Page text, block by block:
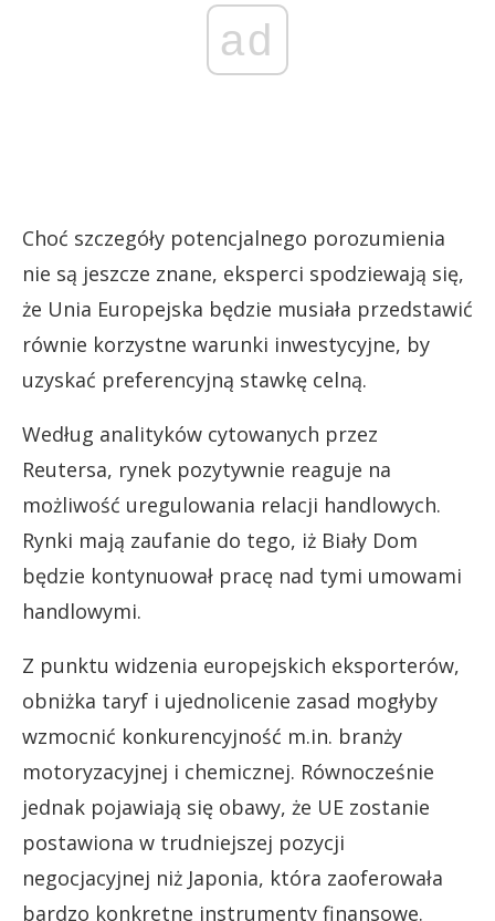
ad
Choć szczegóły potencjalnego porozumienia
nie są jeszcze znane, eksperci spodziewają się,
że Unia Europejska będzie musiała przedstawić
równie korzystne warunki inwestycyjne, by
uzyskać preferencyjną stawkę celną.
Według analityków cytowanych przez
Reutersa, rynek pozytywnie reaguje na
możliwość uregulowania relacji handlowych.
Rynki mają zaufanie do tego, iż Biały Dom
będzie kontynuował pracę nad tymi umowami
handlowymi.
Z punktu widzenia europejskich eksporterów,
obniżka taryf i ujednolicenie zasad mogłyby
wzmocnić konkurencyjność m.in. branży
motoryzacyjnej i chemicznej. Równocześnie
jednak pojawiają się obawy, że UE zostanie
postawiona w trudniejszej pozycji
negocjacyjnej niż Japonia, która zaoferowała
bardzo konkretne instrumenty finansowe.